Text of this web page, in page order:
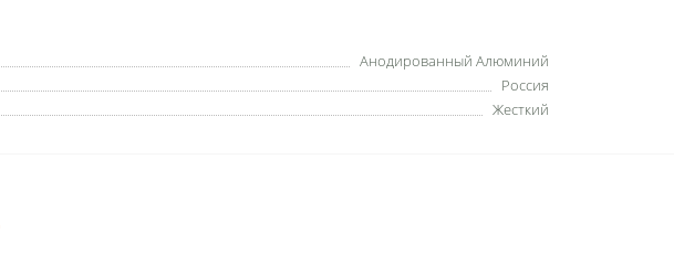
Анодированный Алюминий
Россия
Жесткий